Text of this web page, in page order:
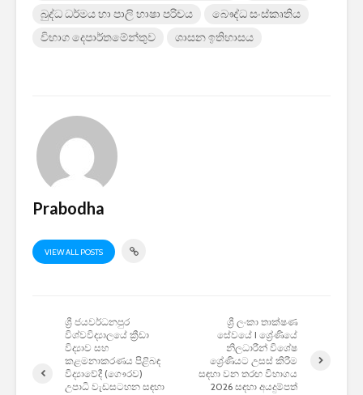
බුද්ධ ධර්මය හා පාලි භාෂා පරිචය
බෞද්ධ සංස්කෘතිය
විභාග දෙපාර්තමේන්තුව
ශාසන ඉතිහාසය
Prabodha
VIEW ALL POSTS
ශ්‍රී ජයවර්ධනපුර
විශ්වවිද්‍යාලයේ ක්‍රීඩා
විද්‍යාව සහ
කළමනාකරණය පිළිබඳ
විද්‍යාවේදී (ගෞරව)
උපාධි වැඩසටහන සඳහා
ශ්‍රී ලංකා තාක්ෂණ
සේවයේ I ශ්‍රේණියේ
නිලධාරීන් විශේෂ
ශ්‍රේණියට උසස් කිරීම
සඳහා වන තරඟ විභාගය
2026 සඳහා අයදුම්පත්